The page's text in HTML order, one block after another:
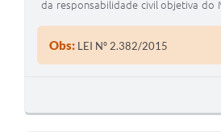
da responsabilidade civil objetiva do
Obs: LEI Nº 2.382/2015